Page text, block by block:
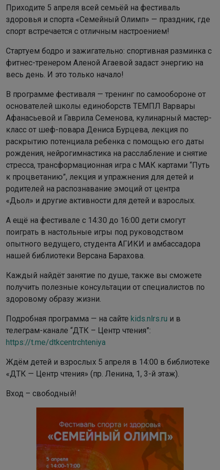
Приходите 5 апреля всей семьёй на фестиваль
здоровья и спорта «Семейный Олимп» — праздник, где
спорт встречается с отличным настроением!
Стартуем бодро и зажигательно: спортивная разминка с
фитнес-тренером Аленой Агаевой задаст энергию на
весь день. И это только начало!
В программе фестиваля — тренинг по самообороне от
основателей школы единоборств ТЕМПЛ Варвары
Афанасьевой и Гаврила Семенова, кулинарный мастер-
класс от шеф-повара Дениса Бурцева, лекция по
раскрытию потенциала ребенка с помощью его даты
рождения, нейрогимнастика на расслабление и снятие
стресса, трансформационная игра с МАК картами “Путь
к процветанию”, лекция и упражнения для детей и
родителей на распознавание эмоций от центра
«Дьол» и другие активности для детей и взрослых.
А ещё на фестивале с 14:30 до 16:00 дети смогут
поиграть в настольные игры под руководством
опытного ведущего, студента АГИКИ и амбассадора
нашей библиотеки Версана Барахова.
Каждый найдёт занятие по душе, также вы сможете
получить полезные консультации от специалистов по
здоровому образу жизни.
Подробная программа — на сайте kids.nlrs.ru и в
телеграм-канале “ДТК – Центр чтения”:
https://t.me/dtkcentrchteniya
Ждём детей и взрослых 5 апреля в 14:00 в библиотеке
«ДТК — Центр чтения» (пр. Ленина, 1, 3-й этаж).
Вход – свободный!